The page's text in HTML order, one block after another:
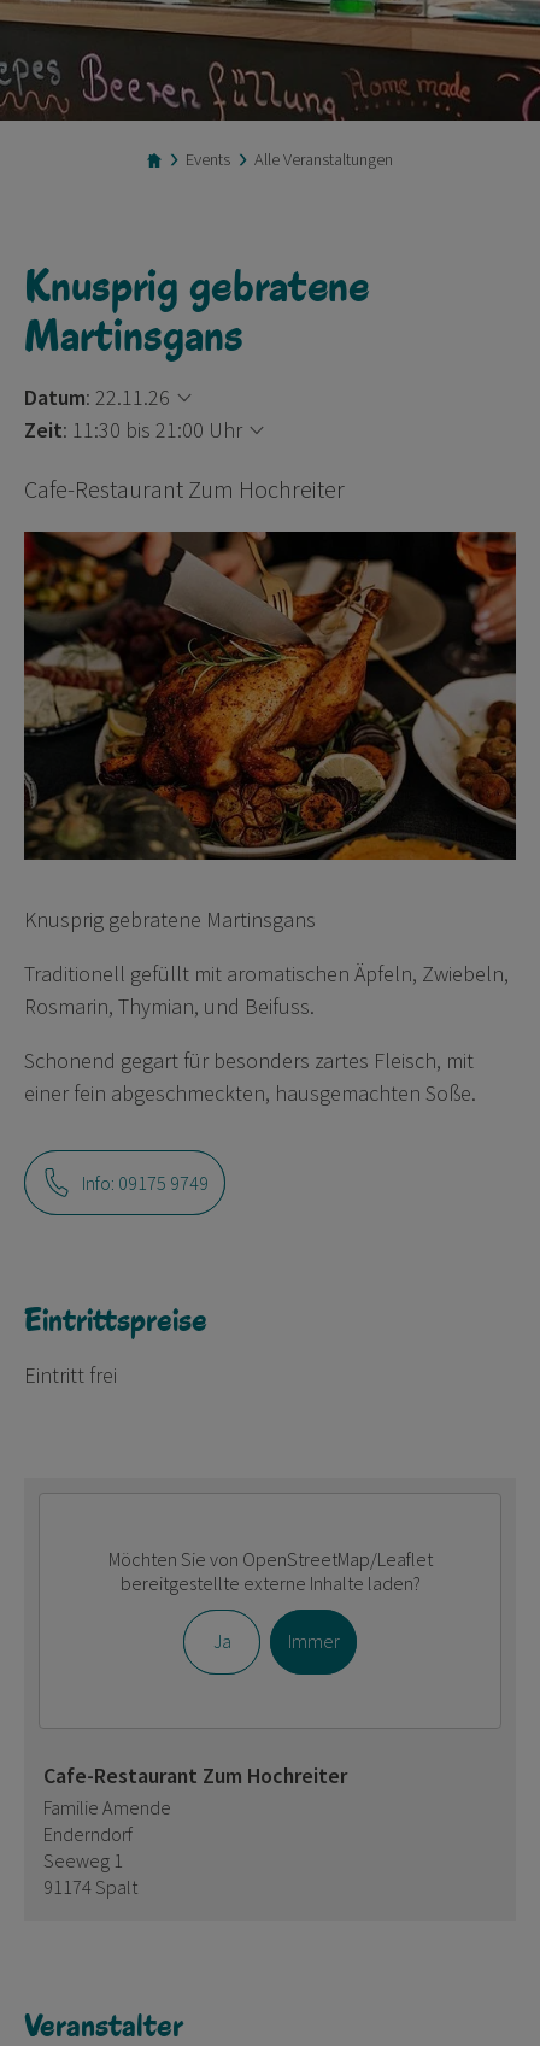
Events Alle Veranstaltungen
Knusprig gebratene
Martinsgans
Datum: 22.11.26
Zeit: 11:30 bis 21:00 Uhr
Cafe-Restaurant Zum Hochreiter
Knusprig gebratene Martinsgans
Traditionell gefüllt mit aromatischen Äpfeln, Zwiebeln,
Rosmarin, Thymian, und Beifuss.
Schonend gegart für besonders zartes Fleisch, mit
einer fein abgeschmeckten, hausgemachten Soße.
Info: 09175 9749
Eintrittspreise
Eintritt frei
Möchten Sie von OpenStreetMap/Leaflet
bereitgestellte externe Inhalte laden?
Ja Immer
Cafe-Restaurant Zum Hochreiter
Familie Amende
Enderndorf
Seeweg 1
91174 Spalt
Veranstalter